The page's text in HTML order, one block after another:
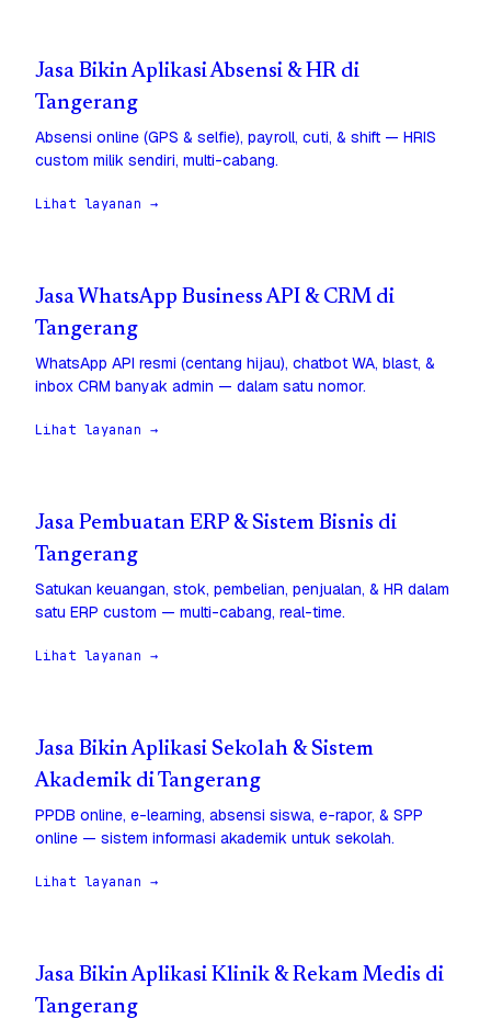
Jasa Bikin Aplikasi Absensi & HR di
Tangerang
Absensi online (GPS & selfie), payroll, cuti, & shift — HRIS
custom milik sendiri, multi-cabang.
Lihat layanan →
Jasa WhatsApp Business API & CRM di
Tangerang
WhatsApp API resmi (centang hijau), chatbot WA, blast, &
inbox CRM banyak admin — dalam satu nomor.
Lihat layanan →
Jasa Pembuatan ERP & Sistem Bisnis di
Tangerang
Satukan keuangan, stok, pembelian, penjualan, & HR dalam
satu ERP custom — multi-cabang, real-time.
Lihat layanan →
Jasa Bikin Aplikasi Sekolah & Sistem
Akademik di Tangerang
PPDB online, e-learning, absensi siswa, e-rapor, & SPP
online — sistem informasi akademik untuk sekolah.
Lihat layanan →
Jasa Bikin Aplikasi Klinik & Rekam Medis di
Tangerang